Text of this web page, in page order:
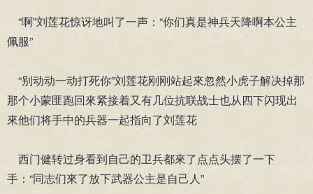
“啊”刘莲花惊讶地叫了一声：“你们真是神兵天降啊本公主
佩服”
“别动动一动打死你”刘莲花刚刚站起來忽然小虎子解决掉那
那个小蒙匪跑回來紧接着又有几位抗联战士也从四下闪现出
來他们将手中的兵器一起指向了刘莲花
西门健转过身看到自己的卫兵都來了点点头摆了一下
手：“同志们來了放下武器公主是自己人”